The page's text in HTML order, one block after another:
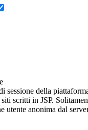
sessione della
scritti in JSP.
utente anonima dal